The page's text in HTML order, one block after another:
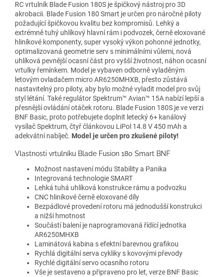
RC vrtulník Blade Fusion 180S je špičkový nástroj pro 3D
akrobacii. Blade Fusion 180 Smart je určen pro náročné piloty
požadující špičkovou kvalitu bez kompromisů. Lehký a
extrémně tuhý uhlíkový hlavní rám i podvozek, černě eloxované
hliníkové komponenty, super vysoký výkon pohonné jednotky,
optimalizovaná geometrie serv s minimálními vůlemi, nová
uhlíková pevnější ocasní část pro vyšší životnost, náhon ocasní
vrtulky řemínkem. Model je vybaven odborně vyladěným
letovým ovladačem micro AR6250MHXB, přesto zůstává
nastavitelný pro piloty, aby bylo možné vyladit model pro svůj
styl létání. Také regulátor Spektrum™ Avian™ 15A nabízí lepší a
přesnější ovládání otáček rotoru. Blade Fusion 180S je ve verzi
BNF Basic, proto potřebujete doplnit letecký 6+ kanálový
vysílač Spektrum, čtyř článkovou LiPol 14.8 V 450 mAh a
adekvátní nabíječ. Model je určen pro zkušené piloty!
Vlastnosti vrtulníku Blade Fusion 180 Smart BNF
Možnost nastavení módu Stability a Panika
Integrovaná technologie SMART
Lehká tuhá uhlíková konstrukce rámu a podvozku
CNC hliníkové černě eloxované díly
Bezpádlové provedení rotoru má jednodušší konstrukci
a nižší hmotnost
Součástí balení je naprogramovaná řídící jednotka
AR6250MHXB
Laminátová kabina s efektní barevnou grafikou
Rychlá digitální serva cykliky s kovovými převody
Rychlé digitální servo ocasního rotoru
Vše je sestaveno a připraveno pro let, verze BNF Basic